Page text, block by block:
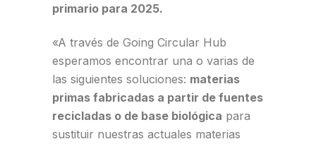
primario para 2025.
«A través de Going Circular Hub
esperamos encontrar una o varias de
las siguientes soluciones: materias
primas fabricadas a partir de fuentes
recicladas o de base biológica para
sustituir nuestras actuales materias